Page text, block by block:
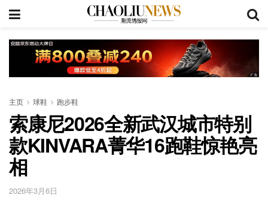
主页 球鞋 跑步鞋
索康尼2026全新武汉城市特别
款KINVARA菁华16跑鞋惊艳亮
相
2026年3月6日